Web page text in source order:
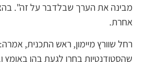
מבינה את הערך שבלדבר על זה".
אחרת.
רחל שוורץ מיימון, ראש התכנית,
שהסטודנטיות בחרו לגעת בהן באומץ